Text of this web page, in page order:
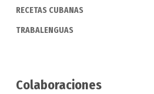
RECETAS CUBANAS
TRABALENGUAS
Colaboraciones